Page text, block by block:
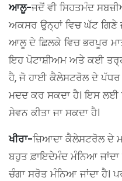
ਆਲੂ-ਜਦੋਂ ਵੀ ਸਿਹਤਮੰਦ
ਅਕਸਰ ਉਨ੍ਹਾਂ ਵਿਚ ਘੱਟ ਗਿਣੇ
ਆਲੂ ਦੇ ਛਿਲਕੇ ਵਿਚ ਭਰਪੂਰ
ਇਹ ਪੋਟਾਸ਼ੀਅਮ ਅਤੇ ਕਈ
ਹੈ, ਜੋ ਹਾਈ ਕੈਲੇਸਟਰੋਲ ਦੇ ਪੱਧਰ
ਮਦਦ ਕਰ ਸਕਦਾ ਹੈ। ਇਸ
ਸੇਵਨ ਕੀਤਾ ਜਾ ਸਕਦਾ ਹੈ।
ਖੀਰਾ-ਜ਼ਿਆਦਾ ਕੈਲੇਸਟਰੋਲ ਦੇ
ਬਹੁਤ ਫ਼ਾਇਦੇਮੰਦ ਮੰਨਿਆ
ਚੰਗਾ ਸਰੋਤ ਮੰਨਿਆ ਜਾਂਦਾ ਹੈ।